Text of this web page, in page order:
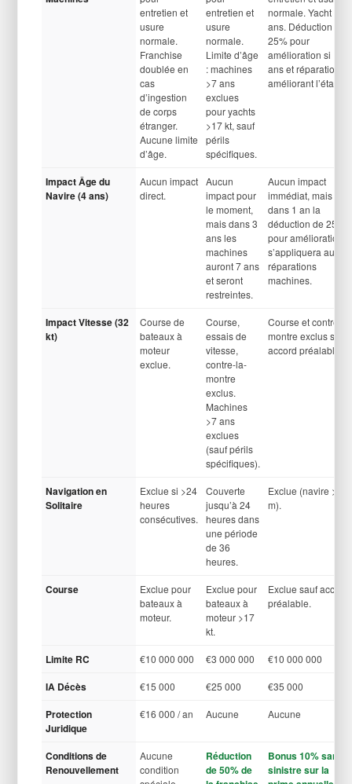
entretien et
usure
normale.
Franchise
doublée en
cas
d’ingestion
de corps
étranger.
Aucune limite
d’âge.
entretien et
usure
normale.
Limite d’âge
: machines
>7 ans
exclues
pour yachts
>17 kt, sauf
périls
spécifiques.
normale. Yacht <10
ans. Déduction de
25% pour
amélioration si >5
ans et réparations
améliorant l’état.
Impact Âge du
Navire (4 ans)
Aucun impact
direct.
Aucun
impact pour
le moment,
mais dans 3
ans les
machines
auront 7 ans
et seront
restreintes.
Aucun impact
immédiat, mais
dans 1 an la
déduction de 25%
pour amélioration
s’appliquera aux
réparations
machines.
Impact Vitesse (32
kt)
Course de
bateaux à
moteur
exclue.
Course,
essais de
vitesse,
contre-la-
montre
exclus.
Machines
>7 ans
exclues
(sauf périls
spécifiques).
Course et contre-
montre exclus sauf
accord préalable.
Navigation en
Solitaire
Exclue si >24
heures
consécutives.
Couverte
jusqu’à 24
heures dans
une période
de 36
heures.
Exclue (navire >15
m).
Course
Exclue pour
bateaux à
moteur.
Exclue pour
bateaux à
moteur >17
kt.
Exclue sauf accord
préalable.
Limite RC €10 000 000 €3 000 000 €10 000 000
IA Décès €15 000 €25 000 €35 000
Protection
Juridique
€16 000 / an Aucune Aucune
Conditions de
Renouvellement
Aucune
condition
Réduction
de 50% de
Bonus 10% sans
sinistre sur la